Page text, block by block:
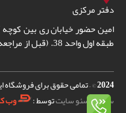
دفتر مرکزی
امین حضور خیابان ری بین
طبقه اول واحد 38. (قبل از مراجعه جهت هماهنگی تماس بگیرید)
2024© – تمامی حقوق برای
سایتوسئو سایتتوسط : وب